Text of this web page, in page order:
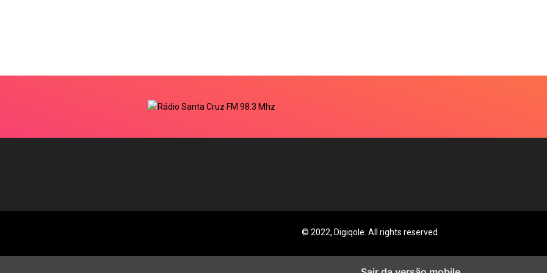
© 2022, Digiqole. All rights reserved